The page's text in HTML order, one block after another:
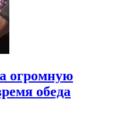
огромную
обеда